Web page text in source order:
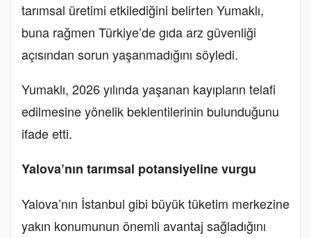
tarımsal üretimi etkilediğini belirten Yumaklı,
buna rağmen Türkiye’de gıda arz güvenliği
açısından sorun yaşanmadığını söyledi.
Yumaklı, 2026 yılında yaşanan kayıpların telafi
edilmesine yönelik beklentilerinin bulunduğunu
ifade etti.
Yalova’nın tarımsal potansiyeline vurgu
Yalova’nın İstanbul gibi büyük tüketim merkezine
yakın konumunun önemli avantaj sağladığını